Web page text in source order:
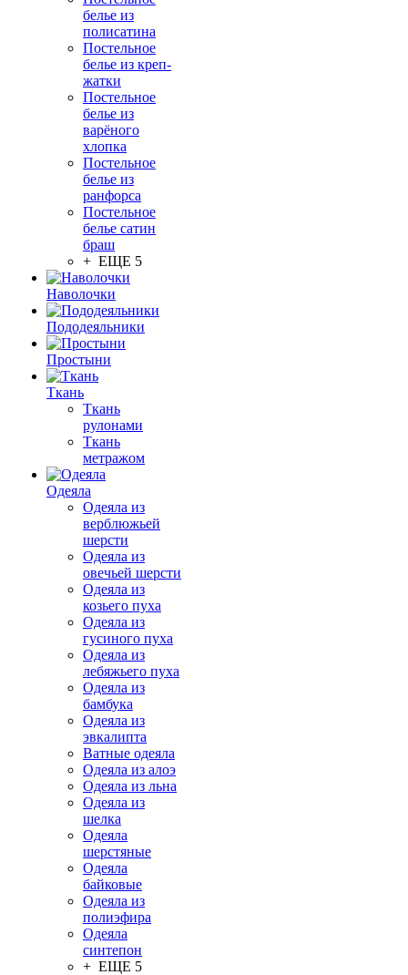
белье из
полисатина
Постельное
белье из креп-
жатки
Постельное
белье из
варёного
хлопка
Постельное
белье из
ранфорса
Постельное
белье сатин
браш
+ ЕЩЕ 5
Наволочки
Пододеяльники
Простыни
Ткань
Ткань
рулонами
Ткань
метражом
Одеяла
Одеяла из
верблюжьей
шерсти
Одеяла из
овечьей шерсти
Одеяла из
козьего пуха
Одеяла из
гусиного пуха
Одеяла из
лебяжьего пуха
Одеяла из
бамбука
Одеяла из
эвкалипта
Ватные одеяла
Одеяла из алоэ
Одеяла из льна
Одеяла из
шелка
Одеяла
шерстяные
Одеяла
байковые
Одеяла из
полиэфира
Одеяла
синтепон
+ ЕЩЕ 5